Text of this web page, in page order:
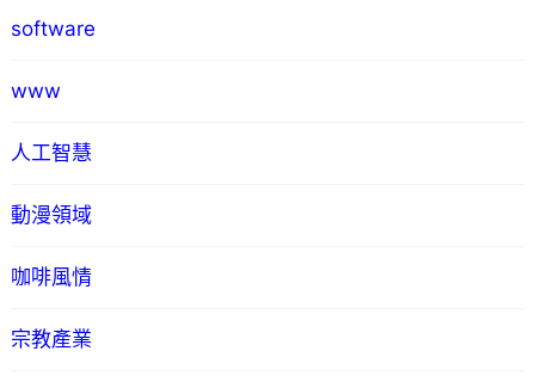
software
www
人工智慧
動漫領域
咖啡風情
宗教產業